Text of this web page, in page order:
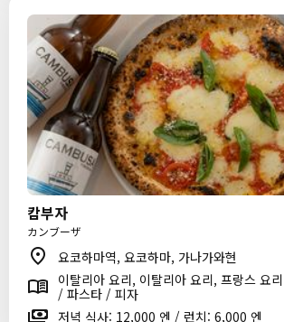
캄부자
カンブーザ
요코하마역, 요코하마, 가나가와현
이탈리아 요리, 이탈리아 요리, 프랑스 요
/ 파스타 / 피자
저녁 식사: 12,000 엔 / 런치: 6,000 엔